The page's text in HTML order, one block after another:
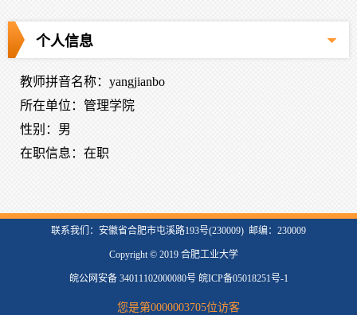
个人信息
教师拼音名称：yangjianbo
所在单位：管理学院
性别：男
在职信息：在职
联系我们：安徽省合肥市屯溪路193号(230009) 邮编：230009
Copyright © 2019 合肥工业大学
皖公网安备 34011102000080号 皖ICP备05018251号-1
您是第0000003705位访客